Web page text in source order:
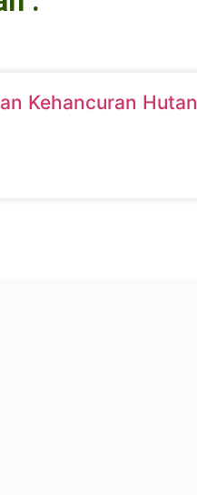
Kehancuran Hutan